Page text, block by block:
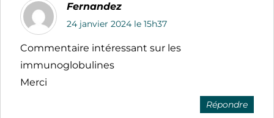
Fernandez
24 janvier 2024 le 15h37
Commentaire intéressant sur les
immunoglobulines
Merci
Répondre